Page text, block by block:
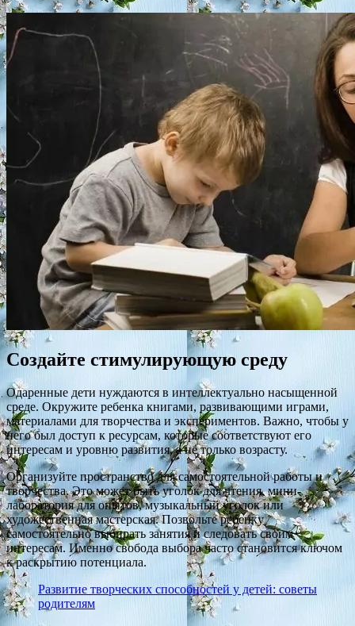
Создайте стимулирующую среду
Одаренные дети нуждаются в интеллектуально насыщенной
среде. Окружите ребенка книгами, развивающими играми,
материалами для творчества и экспериментов. Важно, чтобы у
него был доступ к ресурсам, которые соответствуют его
интересам и уровню развития, а не только возрасту.
Организуйте пространство для самостоятельной работы и
творчества. Это может быть уголок для чтения, мини-
лаборатория для опытов, музыкальный уголок или
художественная мастерская. Позвольте ребенку
самостоятельно выбирать занятия и следовать своим
интересам. Именно свобода выбора часто становится ключом
к раскрытию потенциала.
Развитие творческих способностей у детей: советы
родителям